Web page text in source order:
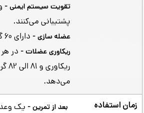
تقویت سیستم ایمنی -
پشتیبانی می‌کنند.
عضله سازی - دارای 60 گرم پروتئین در هر وعده برای افزایش حجم عضلات.
ریکاوری عضلات -
می‌دهد.
زمان استفاده بعد از تمرین -